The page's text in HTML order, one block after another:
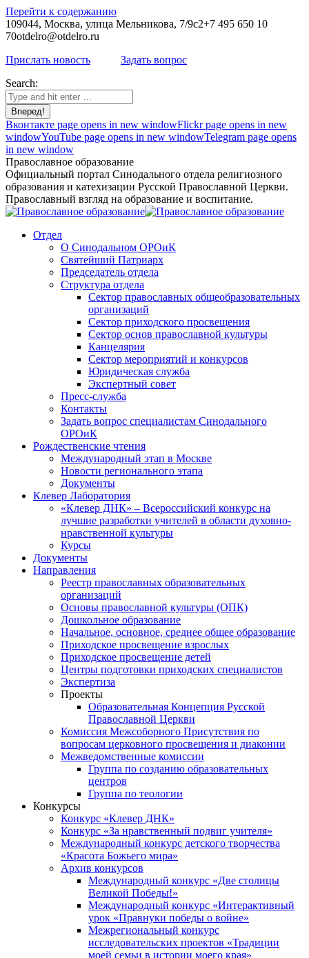
Перейти к содержанию
109044, Москва, улица Мельникова, 7/9с2+7 495 650 10
70otdelro@otdelro.ru
Прислать новость
Задать вопрос
Search:
Вконтакте page opens in new windowFlickr page opens in new
windowYouTube page opens in new windowTelegram page opens
in new window
Православное образование
Официальный портал Синодального отдела религиозного
образования и катехизации Русской Православной Церкви.
Православный взгляд на образование и воспитание.
Отдел
О Синодальном ОРОиК
Святейший Патриарх
Председатель отдела
Структура отдела
Сектор православных общеобразовательных
организаций
Сектор приходского просвещения
Сектор основ православной культуры
Канцелярия
Сектор мероприятий и конкурсов
Юридическая служба
Экспертный совет
Пресс-служба
Контакты
Задать вопрос специалистам Синодального
ОРОиК
Рождественские чтения
Международный этап в Москве
Новости регионального этапа
Документы
Клевер Лаборатория
«Клевер ДНК» – Всероссийский конкурс на
лучшие разработки учителей в области духовно-
нравственной культуры
Курсы
Документы
Направления
Реестр православных образовательных
организаций
Основы православной культуры (ОПК)
Дошкольное образование
Начальное, основное, среднее общее образование
Приходское просвещение взрослых
Приходское просвещение детей
Центры подготовки приходских специалистов
Экспертиза
Проекты
Образовательная Концепция Русской
Православной Церкви
Комиссия Межсоборного Присутствия по
вопросам церковного просвещения и диаконии
Межведомственные комиссии
Группа по созданию образовательных
центров
Группа по теологии
Конкурсы
Конкурс «Клевер ДНК»
Конкурс «За нравственный подвиг учителя»
Международный конкурс детского творчества
«Красота Божьего мира»
Архив конкурсов
Международный конкурс «Две столицы
Великой Победы!»
Международный конкурс «Интерактивный
урок «Правнуки победы о войне»
Межрегиональный конкурс
исследовательских проектов «Традиции
моей семьи в истории моего края»